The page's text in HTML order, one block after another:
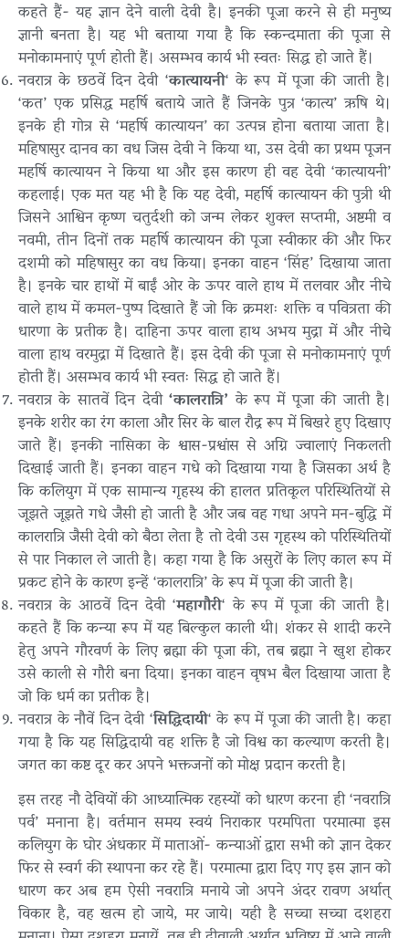
कहते हैं- यह ज्ञान देने वाली देवी है। इनकी पूजा करने से ही मनुष्य
ज्ञानी बनता है। यह भी बताया गया है कि स्कन्दमाता की पूजा से
मनोकामनाएं पूर्ण होती हैं। असम्भव कार्य भी स्वतः सिद्ध हो जाते हैं।
नवरात्र के छठवें दिन देवी ‘कात्यायनी‘ के रूप में पूजा की जाती है।
‘कत’ एक प्रसिद्ध महर्षि बताये जाते हैं जिनके पुत्र ‘कात्य’ ऋषि थे।
इनके ही गोत्र से ‘महर्षि कात्यायन’ का उत्पन्न होना बताया जाता है।
महिषासुर दानव का वध जिस देवी ने किया था, उस देवी का प्रथम पूजन
महर्षि कात्यायन ने किया था और इस कारण ही वह देवी ‘कात्यायनी’
कहलाई। एक मत यह भी है कि यह देवी, महर्षि कात्यायन की पुत्री थी
जिसने आश्विन कृष्ण चतुर्दशी को जन्म लेकर शुक्ल सप्तमी, अष्टमी व
नवमी, तीन दिनों तक महर्षि कात्यायन की पूजा स्वीकार की और फिर
दशमी को महिषासुर का वध किया। इनका वाहन ‘सिंह’ दिखाया जाता
है। इनके चार हाथों में बाईं ओर के ऊपर वाले हाथ में तलवार और नीचे
वाले हाथ में कमल-पुष्प दिखाते हैं जो कि क्रमशः शक्ति व पवित्रता की
धारणा के प्रतीक है। दाहिना ऊपर वाला हाथ अभय मुद्रा में और नीचे
वाला हाथ वरमुद्रा में दिखाते हैं। इस देवी की पूजा से मनोकामनाएं पूर्ण
होती हैं। असम्भव कार्य भी स्वतः सिद्ध हो जाते हैं।
नवरात्र के सातवें दिन देवी‘कालरात्रि’ के रूप में पूजा की जाती है।
इनके शरीर का रंग काला और सिर के बाल रौद्र रूप में बिखरे हुए दिखाए
जाते हैं। इनकी नासिका के श्वास-प्रश्वांस से अग्नि ज्वालाएं निकलती
दिखाई जाती हैं। इनका वाहन गधे को दिखाया गया है जिसका अर्थ है
कि कलियुग में एक सामान्य गृहस्थ की हालत प्रतिकूल परिस्थितियों से
जूझते जूझते गधे जैसी हो जाती है और जब वह गधा अपने मन-बुद्धि में
कालरात्रि जैसी देवी को बैठा लेता है तो देवी उस गृहस्थ को परिस्थितियों
से पार निकाल ले जाती है। कहा गया है कि असुरों के लिए काल रूप में
प्रकट होने के कारण इन्हें ‘कालरात्रि’ के रूप में पूजा की जाती है।
नवरात्र के आठवें दिन देवी ‘महागौरी‘ के रूप में पूजा की जाती है।
कहते हैं कि कन्या रूप में यह बिल्कुल काली थी। शंकर से शादी करने
हेतु अपने गौरवर्ण के लिए ब्रह्मा की पूजा की, तब ब्रह्मा ने खुश होकर
उसे काली से गौरी बना दिया। इनका वाहन वृषभ बैल दिखाया जाता है
जो कि धर्म का प्रतीक है।
नवरात्र के नौवें दिन देवी ‘सिद्धिदायी‘ के रूप में पूजा की जाती है। कहा
गया है कि यह सिद्धिदायी वह शक्ति है जो विश्व का कल्याण करती है।
जगत का कष्ट दूर कर अपने भक्तजनों को मोक्ष प्रदान करती है।
इस तरह नौ देवियों की आध्यात्मिक रहस्यों को धारण करना ही ‘नवरात्रि
पर्व’ मनाना है। वर्तमान समय स्वयं निराकार परमपिता परमात्मा इस
कलियुग के घोर अंधकार में माताओं- कन्याओं द्वारा सभी को ज्ञान देकर
फिर से स्वर्ग की स्थापना कर रहे हैं। परमात्मा द्वारा दिए गए इस ज्ञान को
धारण कर अब हम ऐसी नवरात्रि मनाये जो अपने अंदर रावण अर्थात्
विकार है, वह खत्म हो जाये, मर जाये। यही है सच्चा सच्चा दशहरा